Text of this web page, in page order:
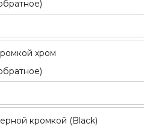
хром
кромкой (Black)